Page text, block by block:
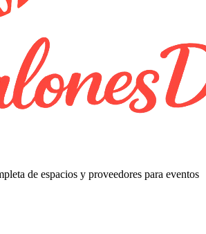
de espacios y proveedores para eventos